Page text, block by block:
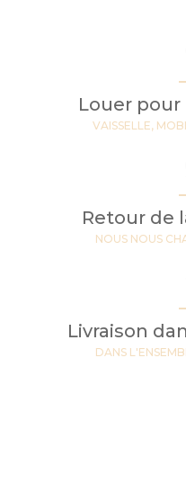
Louer
VAISSELLE,
Retour de
NOUS NOUS
Livraison
DANS